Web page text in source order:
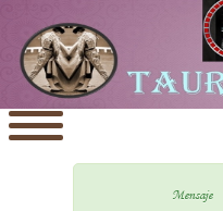
Mensaje